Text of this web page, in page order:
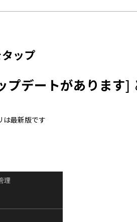
ップ
プデートがあります]
最新版です